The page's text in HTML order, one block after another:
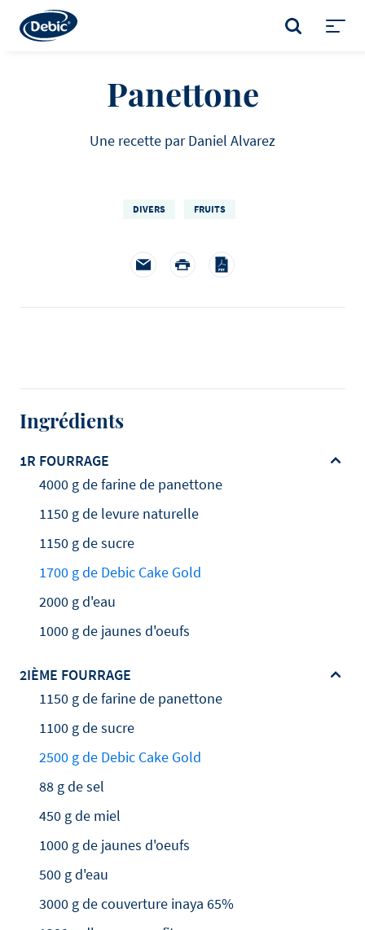
main
RECHERCHER
Panettone
Une recette par Daniel Alvarez
DIVERS FRUITS
Ingrédients
1R FOURRAGE
4000 g de farine de panettone
1150 g de levure naturelle
1150 g de sucre
1700 g de Debic Cake Gold
2000 g d'eau
1000 g de jaunes d'oeufs
2IÈME FOURRAGE
1150 g de farine de panettone
1100 g de sucre
2500 g de Debic Cake Gold
88 g de sel
450 g de miel
1000 g de jaunes d'oeufs
500 g d'eau
3000 g de couverture inaya 65%